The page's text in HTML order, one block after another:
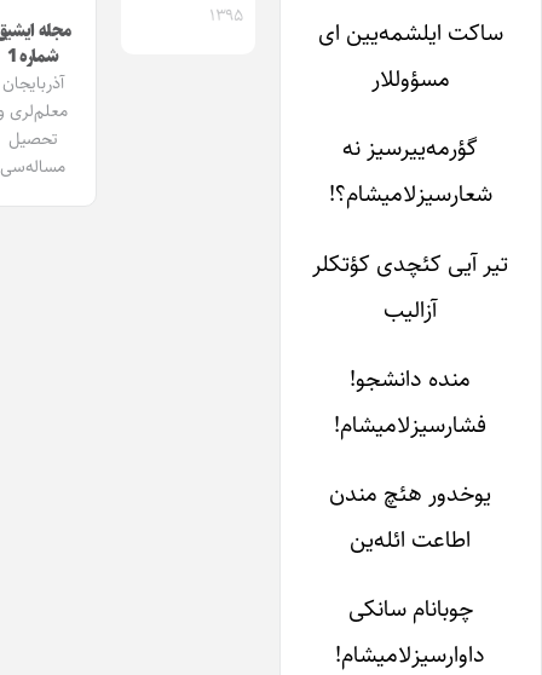
ساکت ایلشمه­‌یین ای
مسؤول­لار
گؤرمه­‌ییرسیز نه
شعارسیزلامیشام؟!
تیر آیی کئچدی کؤتک­لر
آزالیب
من­ده دانشجو!
فشارسیزلامیشام!
یوخدور هئچ مندن
اطاعت ائله­‌ین
چوبانام سانکی
داوارسیزلامیشام!
۱۳۹۵
مجله ایشیق
شماره 1
آذربایجان
معلم‌لری و
تحصیل
مساله‌سی